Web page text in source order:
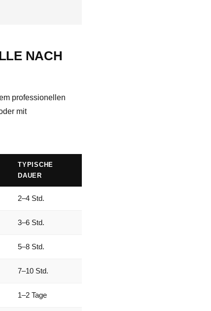
NACH
professionellen
mit
TYPISCHE
DAUER
2–4 Std.
3–6 Std.
5–8 Std.
7–10 Std.
1–2 Tage